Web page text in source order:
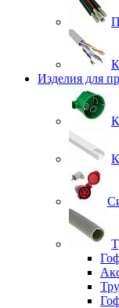
Изделия для